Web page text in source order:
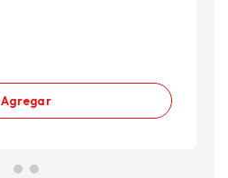
Agregar